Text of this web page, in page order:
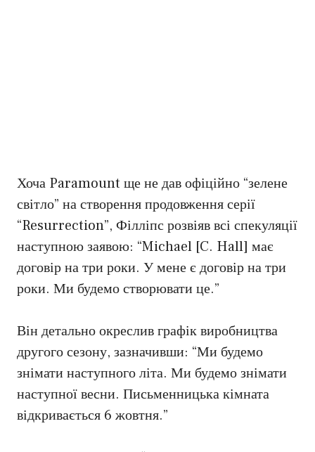
Хоча Paramount ще не дав офіційно “зелене
світло” на створення продовження серії
“Resurrection”, Філліпс розвіяв всі спекуляції
наступною заявою: “Michael [C. Hall] має
договір на три роки. У мене є договір на три
роки. Ми будемо створювати це.”
Він детально окреслив графік виробництва
другого сезону, зазначивши: “Ми будемо
знімати наступного літа. Ми будемо знімати
наступної весни. Письменницька кімната
відкривається 6 жовтня.”